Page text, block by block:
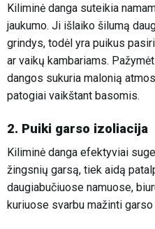
Kiliminė danga suteikia
jaukumo. Ji išlaiko šilumą
grindys, todėl yra puikus
ar vaikų kambariams.
dangos sukuria malonią
patogiai vaikštant basomis.
2. Puiki garso izoliacija
Kiliminė danga efektyviai
žingsnių garsą, tiek aidą
daugiabučiuose namuose,
kuriuose svarbu mažinti